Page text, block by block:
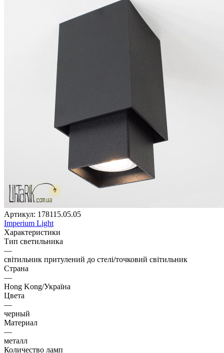
Артикул: 178115.05.05
Imperium Light
Характеристики
Тип светильника
—
світильник притулений до стелі/точковий світильник
Страна
—
Hong Kong/Україна
Цвета
—
черный
Материал
—
металл
Количество ламп